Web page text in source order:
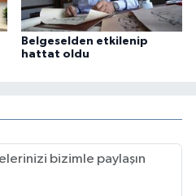
Belgeselden etkilenip
hattat oldu